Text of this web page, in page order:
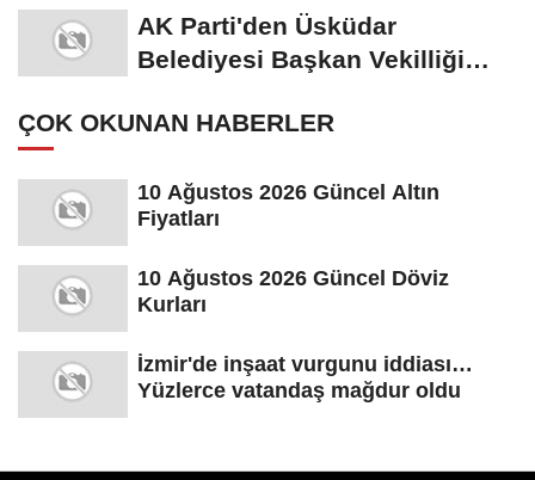
AK Parti'den Üsküdar
seçimi için suç...